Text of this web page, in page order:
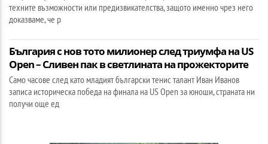
техните възможности или предизвикателства, защото именно чрез него
доказваме, че р
България с нов тото милионер след триумфа на US
Open – Сливен пак в светлината на прожекторите
Само часове след като младият български тенис талант Иван Иванов
записа историческа победа на финала на US Open за юноши, страната ни
получи още ед